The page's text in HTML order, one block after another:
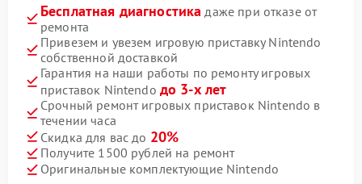
Бесплатная диагностика даже при отказе от
ремонта
Привезем и увезем игровую приставку Nintendo
собственной доставкой
Гарантия на наши работы по ремонту игровых
приставок Nintendo до 3-х лет
Срочный ремонт игровых приставок Nintendo в
течении часа
Скидка для вас до 20%
Получите 1500 рублей на ремонт
Оригинальные комплектующие Nintendo